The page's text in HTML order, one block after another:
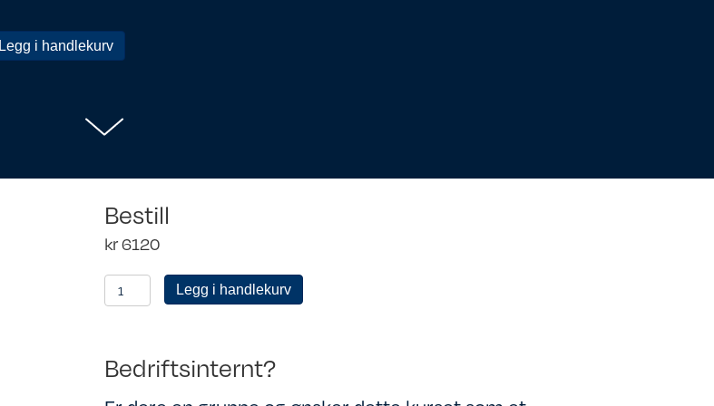
Legg i handlekurv
Bestill
kr6120
medlem
Legg i handlekurv
Bedriftsinternt?